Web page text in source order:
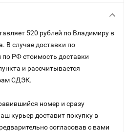
520 рублей по Владимиру в
В случае доставки по
РФ стоимость доставки
и рассчитывается
СДЭК.
номер и сразу
курьер доставит покупку в
согласовав с вами